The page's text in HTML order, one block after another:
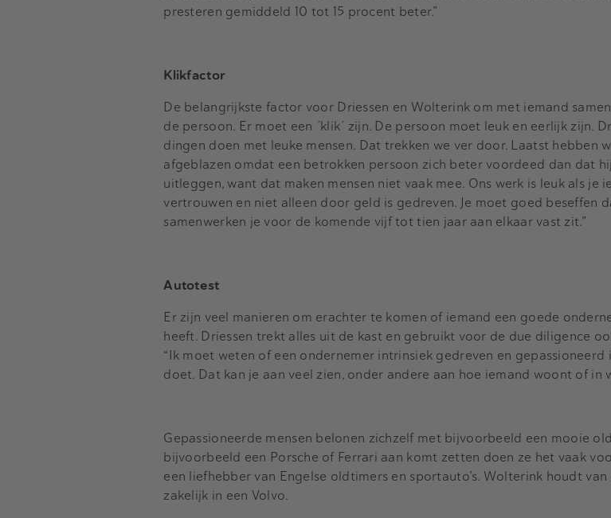
presteren gemiddeld 10 tot 15 procent beter.”
Klikfactor
De belangrijkste factor voor Driessen en Wolterink om met iemand
de persoon. Er moet een ´klik´ zijn. De persoon moet leuk en eerlijk zijn.
dingen doen met leuke mensen. Dat trekken we ver door. Laatst hebben
afgeblazen omdat een betrokken persoon zich beter voordeed dan dat
uitleggen, want dat maken mensen niet vaak mee. Ons werk is leuk als je
vertrouwen en niet alleen door geld is gedreven. Je moet goed beseffen
samenwerken je voor de komende vijf tot tien jaar aan elkaar vast zit.”
Autotest
Er zijn veel manieren om erachter te komen of iemand een goede
heeft. Driessen trekt alles uit de kast en gebruikt voor de due diligence
“Ik moet weten of een ondernemer intrinsiek gedreven en
doet. Dat kan je aan veel zien, onder andere aan hoe iemand woont of
Gepassioneerde mensen belonen zichzelf met bijvoorbeeld een mooie
bijvoorbeeld een Porsche of Ferrari aan komt zetten doen ze het vaak
een liefhebber van Engelse oldtimers en sportauto’s. Wolterink houdt van
zakelijk in een Volvo.